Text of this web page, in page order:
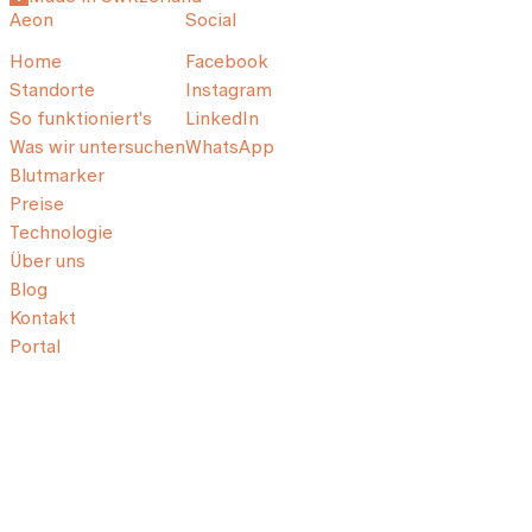
Aeon
Home
Standorte
So funktioniert's
Was wir untersuchen
Blutmarker
Preise
Technologie
Über uns
Blog
Kontakt
Portal
Social
Facebook
Instagram
LinkedIn
WhatsApp